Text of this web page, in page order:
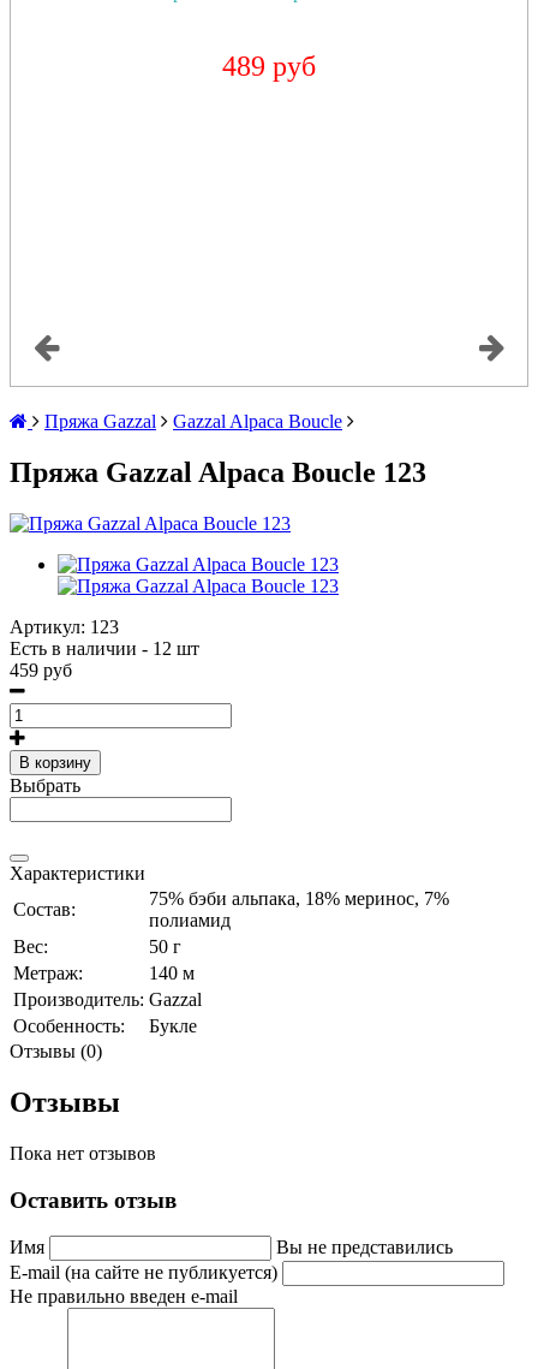
489 руб
Пряжа Gazzal Gazzal Alpaca Boucle
Пряжа Gazzal Alpaca Boucle 123
Артикул: 123
Есть в наличии - 12 шт
459 руб
В корзину
Выбрать
Характеристики
Состав:
75% бэби альпака, 18% меринос, 7%
полиамид
Вес:
50 г
Метраж:
140 м
Производитель: Gazzal
Особенность:
Букле
Отзывы (0)
Отзывы
Пока нет отзывов
Оставить отзыв
Имя
Вы не представились
E-mail (на сайте не публикуется)
Не правильно введен e-mail